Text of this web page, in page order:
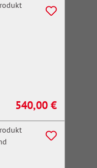
Regulärer Preis:
540,00 €